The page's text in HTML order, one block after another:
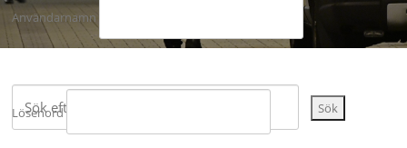
Användarnamn
Lösenord Sök